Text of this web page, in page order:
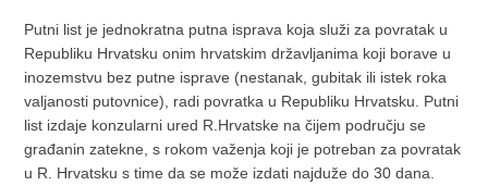
Putni list je jednokratna putna isprava koja služi za povratak u
Republiku Hrvatsku onim hrvatskim državljanima koji borave u
inozemstvu bez putne isprave (nestanak, gubitak ili istek roka
valjanosti putovnice), radi povratka u Republiku Hrvatsku. Putni
list izdaje konzularni ured R.Hrvatske na čijem području se
građanin zatekne, s rokom važenja koji je potreban za povratak
u R. Hrvatsku s time da se može izdati najduže do 30 dana.